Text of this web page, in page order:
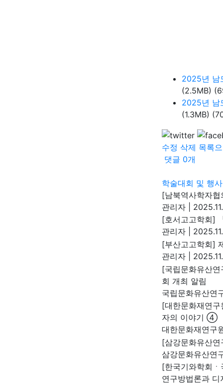
2025년 남
(2.5MB)
2025년 남
(1.3MB)
수정 삭제 목록
댓글 0개
학술대회 및 행사
[남북역사학자
관리자
[호서고고학회]
관리자
[부산고고학회]
관리자
[국립문화유산
회 개최 알림
국립문화유산연
[대한문화재연
자의 이야기 ④
대한문화재연구
[삼강문화유산
삼강문화유산연
[한국기와학회
연구방법론과